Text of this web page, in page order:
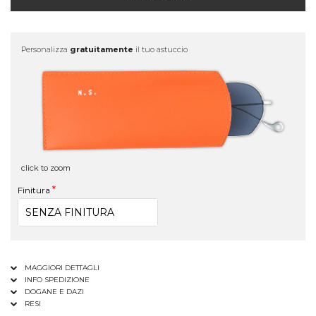
Personalizza gratuitamente il tuo astuccio
click to zoom
Finitura
MAGGIORI DETTAGLI
INFO SPEDIZIONE
DOGANE E DAZI
RESI